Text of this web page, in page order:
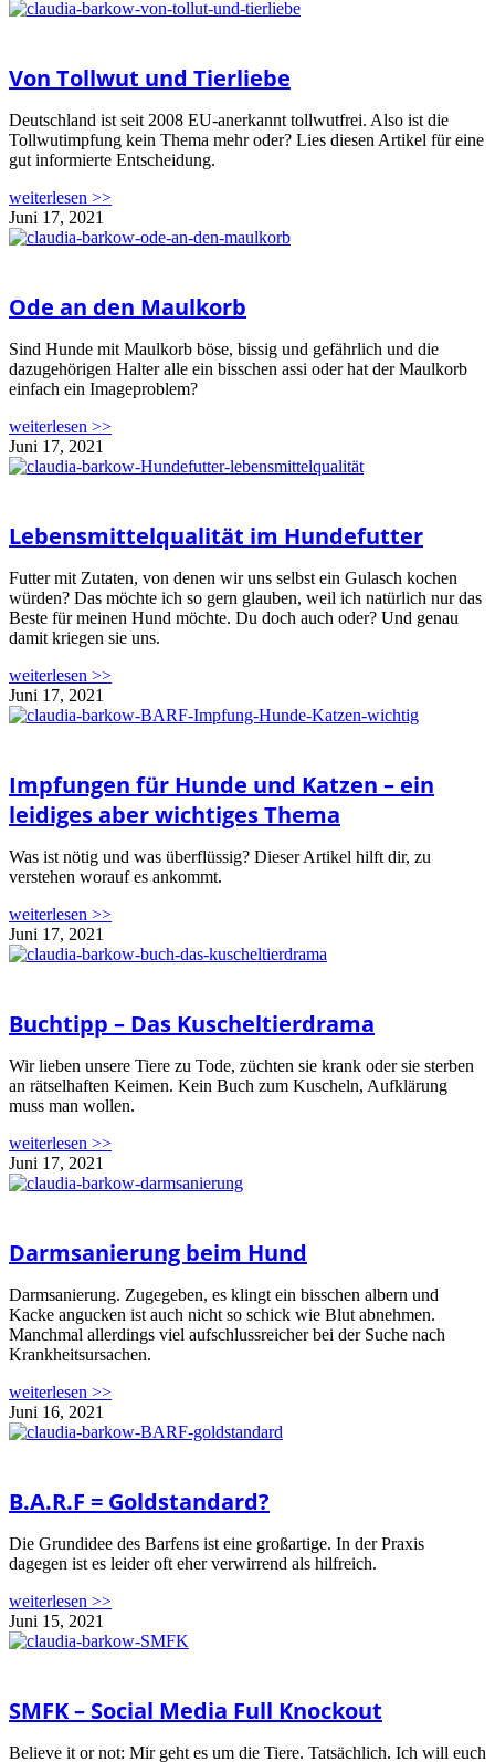
Von Tollwut und Tierliebe
Deutschland ist seit 2008 EU-anerkannt tollwutfrei. Also ist die
Tollwutimpfung kein Thema mehr oder? Lies diesen Artikel für eine
gut informierte Entscheidung.
weiterlesen >>
Juni 17, 2021
Ode an den Maulkorb
Sind Hunde mit Maulkorb böse, bissig und gefährlich und die
dazugehörigen Halter alle ein bisschen assi oder hat der Maulkorb
einfach ein Imageproblem?
weiterlesen >>
Juni 17, 2021
Lebensmittelqualität im Hundefutter
Futter mit Zutaten, von denen wir uns selbst ein Gulasch kochen
würden? Das möchte ich so gern glauben, weil ich natürlich nur das
Beste für meinen Hund möchte. Du doch auch oder? Und genau
damit kriegen sie uns.
weiterlesen >>
Juni 17, 2021
Impfungen für Hunde und Katzen – ein
leidiges aber wichtiges Thema
Was ist nötig und was überflüssig? Dieser Artikel hilft dir, zu
verstehen worauf es ankommt.
weiterlesen >>
Juni 17, 2021
Buchtipp – Das Kuscheltierdrama
Wir lieben unsere Tiere zu Tode, züchten sie krank oder sie sterben
an rätselhaften Keimen. Kein Buch zum Kuscheln, Aufklärung
muss man wollen.
weiterlesen >>
Juni 17, 2021
Darmsanierung beim Hund
Darmsanierung. Zugegeben, es klingt ein bisschen albern und
Kacke angucken ist auch nicht so schick wie Blut abnehmen.
Manchmal allerdings viel aufschlussreicher bei der Suche nach
Krankheitsursachen.
weiterlesen >>
Juni 16, 2021
B.A.R.F = Goldstandard?
Die Grundidee des Barfens ist eine großartige. In der Praxis
dagegen ist es leider oft eher verwirrend als hilfreich.
weiterlesen >>
Juni 15, 2021
SMFK – Social Media Full Knockout
Believe it or not: Mir geht es um die Tiere. Tatsächlich. Ich will euch